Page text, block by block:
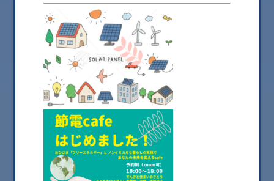
2025.03.20
【節電cafeレボ】電気代が高い!? 新米ママの
悩みに寄り添って